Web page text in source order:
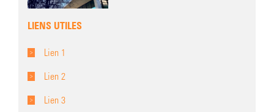
LIENS UTILES
Lien 1
Lien 2
Lien 3